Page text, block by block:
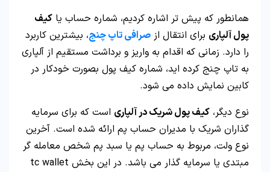
همانطور که پیش تر اشاره کردیم، شماره حساب یا کیف
پول آلپاری برای انتقال از صرافی تاپ چنج، بیشترین کاربرد
را دارد. زمانی که اقدام به واریز و برداشت مستقیم از آلپاری
به تاپ چنج کرده اید، شماره کیف پول بصورت خودکار در
کابین نمایش داده می شود.
نوع دیگر، کیف پول شریک در آلپاری است که برای سرمایه
گذاران شریک با مدیران حساب پم ارائه شده است. آخرین
نوع ولت، مربوط به حساب پم یا سبد پم شخص معامله گر
مبتدی یا سرمایه گذار می باشد. در این بخش tc wallet